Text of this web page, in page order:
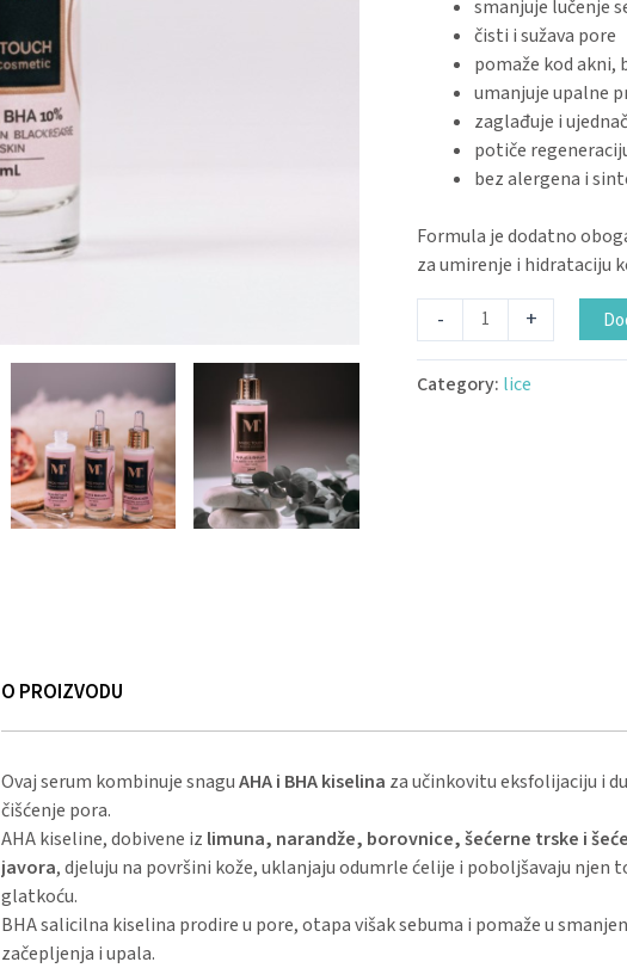
smanjuje lučenje
čisti i sužava pore
pomaže kod akni,
umanjuje upalne
zaglađuje i
potiče
bez alergena i
Formula je dodatno
za umirenje i hidrataciju
- +
Category: lice
O PROIZVODU
Ovaj serum kombinuje snaguAHA i BHA kiselina za učinkovitu eksfolijaciju i
čišćenje pora.
AHA kiseline, dobivene iz limuna, narandže, borovnice, šećerne trske i
javora, djeluju na površini kože, uklanjaju odumrle ćelije i poboljšavaju njen
glatkoću.
BHA salicilna kiselina prodire u pore, otapa višak sebuma i pomaže u
začepljenja i upala.